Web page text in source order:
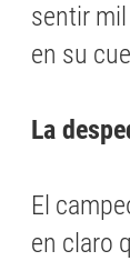
sentir
en su
La
El
en claro